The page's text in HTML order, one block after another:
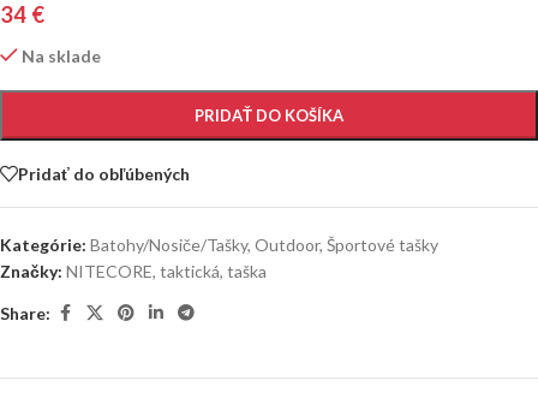
34 €
Na sklade
PRIDAŤ DO KOŠÍKA
Pridať do obľúbených
Kategórie: Batohy/Nosiče/Tašky, Outdoor, Športové tašky
Značky: NITECORE, taktická, taška
Share: